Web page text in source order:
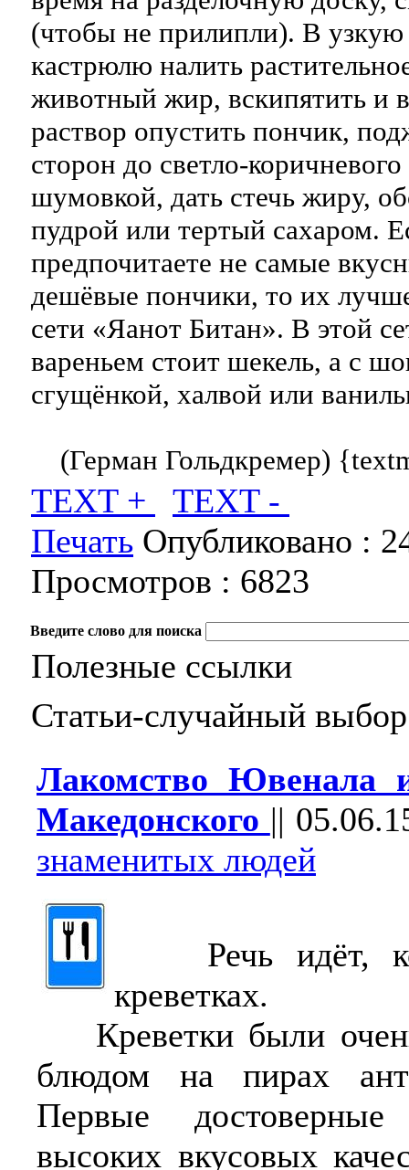
(чтобы не прилипли). В
кастрюлю налить
животный жир, вскипятить и
раствор опустить пончик,
сторон до светло-
шумовкой, дать стечь жиру,
пудрой или тертый сахаром.
предпочитаете не самые
дешёвые пончики, то их
сети «Яанот Битан». В этой
вареньем стоит шекель, а с
сгущёнкой, халвой или
(Герман Гольдкремер)
TEXT +
TEXT -
Печать Опубликовано :
Просмотров : 6823
Введите слово для поиска
Полезные ссылки
Статьи-случайный выбор
Лакомство Ювенала
Македонского ||
знаменитых людей
Речь идёт,
креветках.
Креветки были
блюдом на пирах
Первые
высоких вкусовых